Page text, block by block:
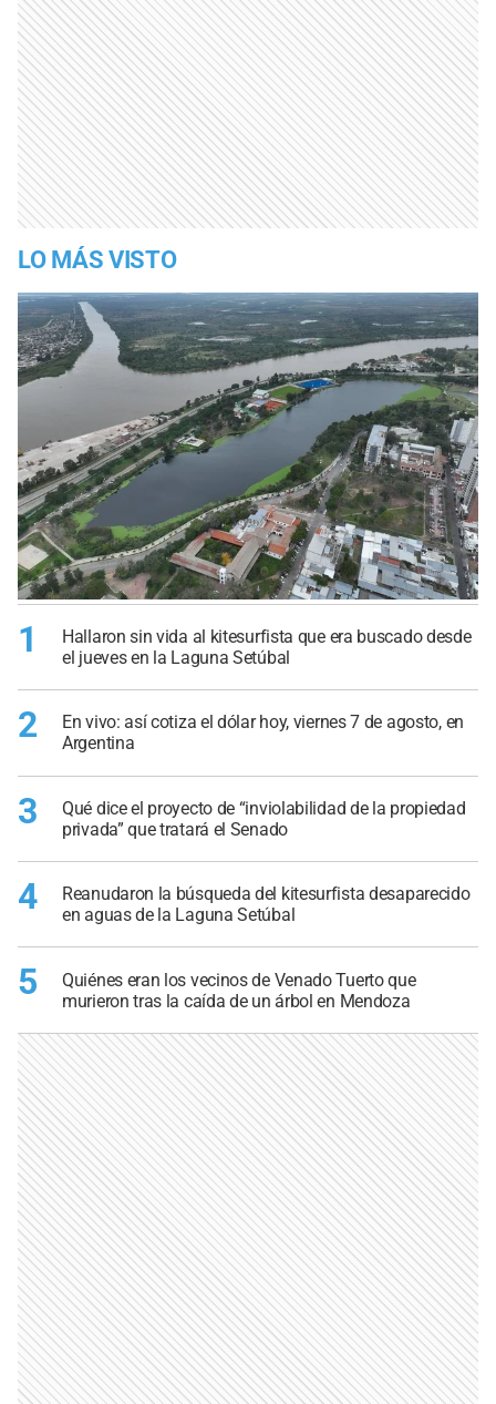
LO MÁS VISTO
1
Hallaron sin vida al kitesurfista que era buscado desde
el jueves en la Laguna Setúbal
2
En vivo: así cotiza el dólar hoy, viernes 7 de agosto, en
Argentina
3
Qué dice el proyecto de “inviolabilidad de la propiedad
privada” que tratará el Senado
4
Reanudaron la búsqueda del kitesurfista desaparecido
en aguas de la Laguna Setúbal
5
Quiénes eran los vecinos de Venado Tuerto que
murieron tras la caída de un árbol en Mendoza